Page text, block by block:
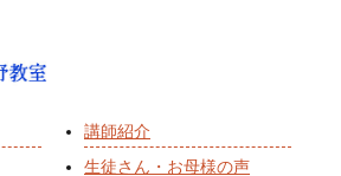
講師紹介
生徒さん・お母様の声